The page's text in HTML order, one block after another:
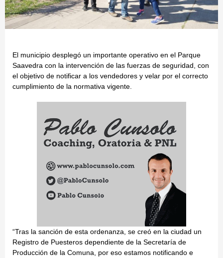
El municipio desplegó un importante operativo en el Parque
Saavedra con la intervención de las fuerzas de seguridad, con
el objetivo de notificar a los vendedores y velar por el correcto
cumplimiento de la normativa vigente.
“Tras la sanción de esta ordenanza, se creó en la ciudad un
Registro de Puesteros dependiente de la Secretaría de
Producción de la Comuna, por eso estamos notificando e